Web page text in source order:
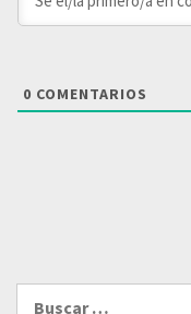
0 COMENTARIOS